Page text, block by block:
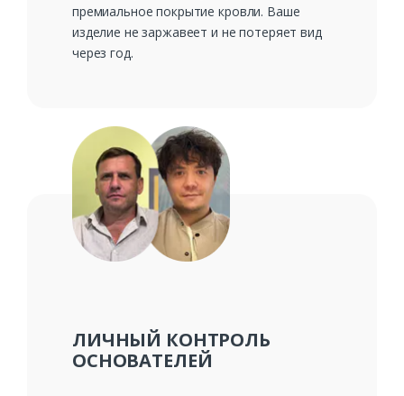
премиальное покрытие кровли. Ваше
изделие не заржавеет и не потеряет вид
через год.
ЛИЧНЫЙ КОНТРОЛЬ
ОСНОВАТЕЛЕЙ